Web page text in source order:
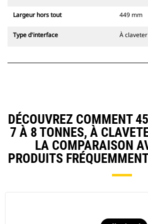
Largeur hors tout 449 mm
Type d'interface À claveter
DÉCOUVREZ COMMENT
7 À 8 TONNES, À
LA COMPARAISON
PRODUITS